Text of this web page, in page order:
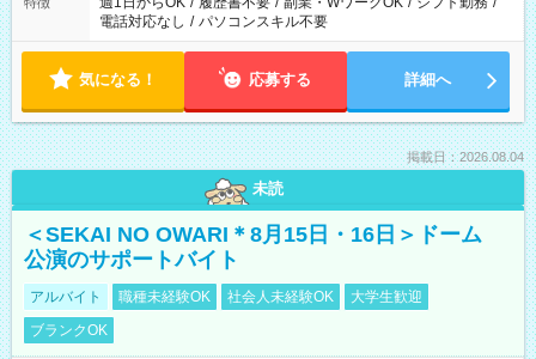
電話対応なし / パソコンスキル不要
気になる！ 応募する 詳細へ
掲載日：2026.08.04
未読
＜SEKAI NO OWARI＊8月15日・16日＞ドーム
公演のサポートバイト
アルバイト 職種未経験OK 社会人未経験OK
大学生歓迎
ブランクOK